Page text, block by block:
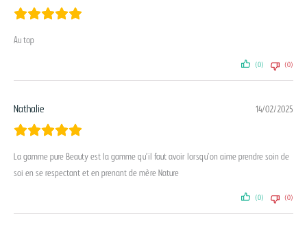
Au top
(0) (0)
Nathalie 14/02/2025
La gamme pure Beauty est la gamme qu’il faut avoir lorsqu’on aime prendre soin de
soi en se respectant et en prenant de mère Nature
(0) (0)